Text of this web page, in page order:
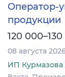
Оператор-
продукции
120
08 августа
ИП Курмазова